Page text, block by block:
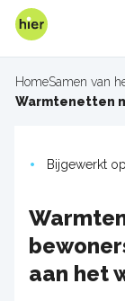
Overslaan
HomeSamen van
Bijgewerkt
aan het